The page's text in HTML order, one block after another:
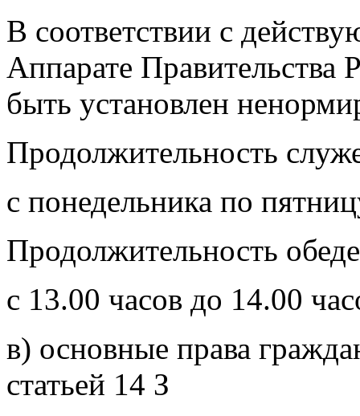
В соответствии с
Аппарате
быть установлен
Продолжительность
с понедельника по
Продолжительность
с 13.00 часов до 14.00
в) основные права
статьей 14 З